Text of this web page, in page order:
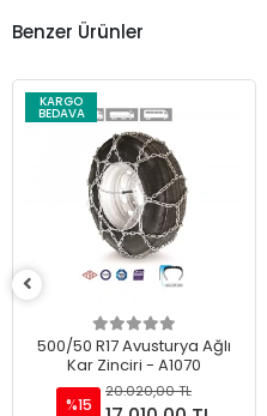
Benzer Ürünler
50 R17 Avusturya Ağlı
Kar Zinciri - A1070
20.020,00 TL